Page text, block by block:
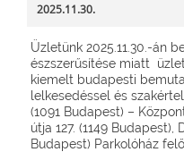
2025.11.30.
Üzletünk 2025.11.30.-án
észszerűsítése miatt
kiemelt budapesti
lelkesedéssel és
(1091 Budapest) –
útja 127. (1149 Budapest),
Budapest) Parkolóház